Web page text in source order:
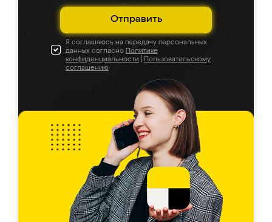
Отправить
Я соглашаюсь на передачу персональных
данных согласно Политике
конфиденциальности
Пользовательскому
соглашению